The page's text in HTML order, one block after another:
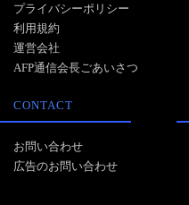
プライバシーポリシー
利用規約
運営会社
AFP通信会長ごあいさつ
CONTACT
お問い合わせ
広告のお問い合わせ